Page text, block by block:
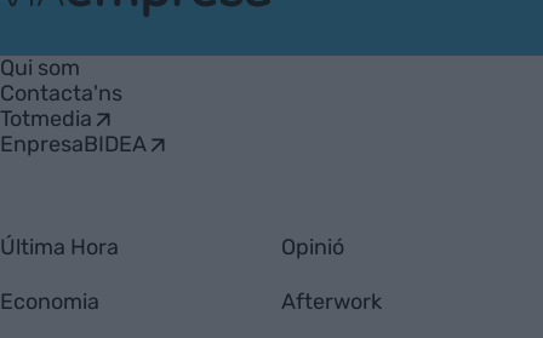
Empresa
Qui som
Contacta'ns
Totmedia
EnpresaBIDEA
Última Hora
Economia
Opinió
Afterwork